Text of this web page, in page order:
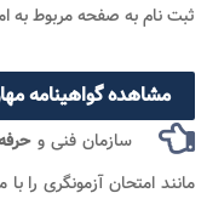
ثبت نام به صفحه مربوط به
مشاهده گواهینامه
سازمان فنی و
مانند امتحان آزمونگری را